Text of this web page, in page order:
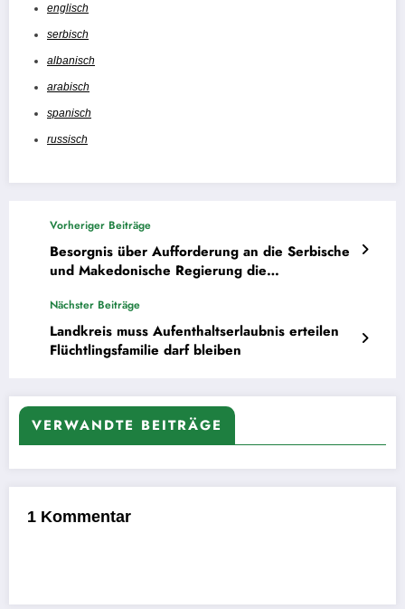
englisch
serbisch
albanisch
arabisch
spanisch
russisch
Vorheriger Beiträge
Besorgnis über Aufforderung an die Serbische
und Makedonische Regierung die
zu unterbinden
Nächster Beiträge
Landkreis muss Aufenthaltserlaubnis erteilen
Flüchtlingsfamilie darf bleiben
VERWANDTE BEITRÄGE
1 Kommentar